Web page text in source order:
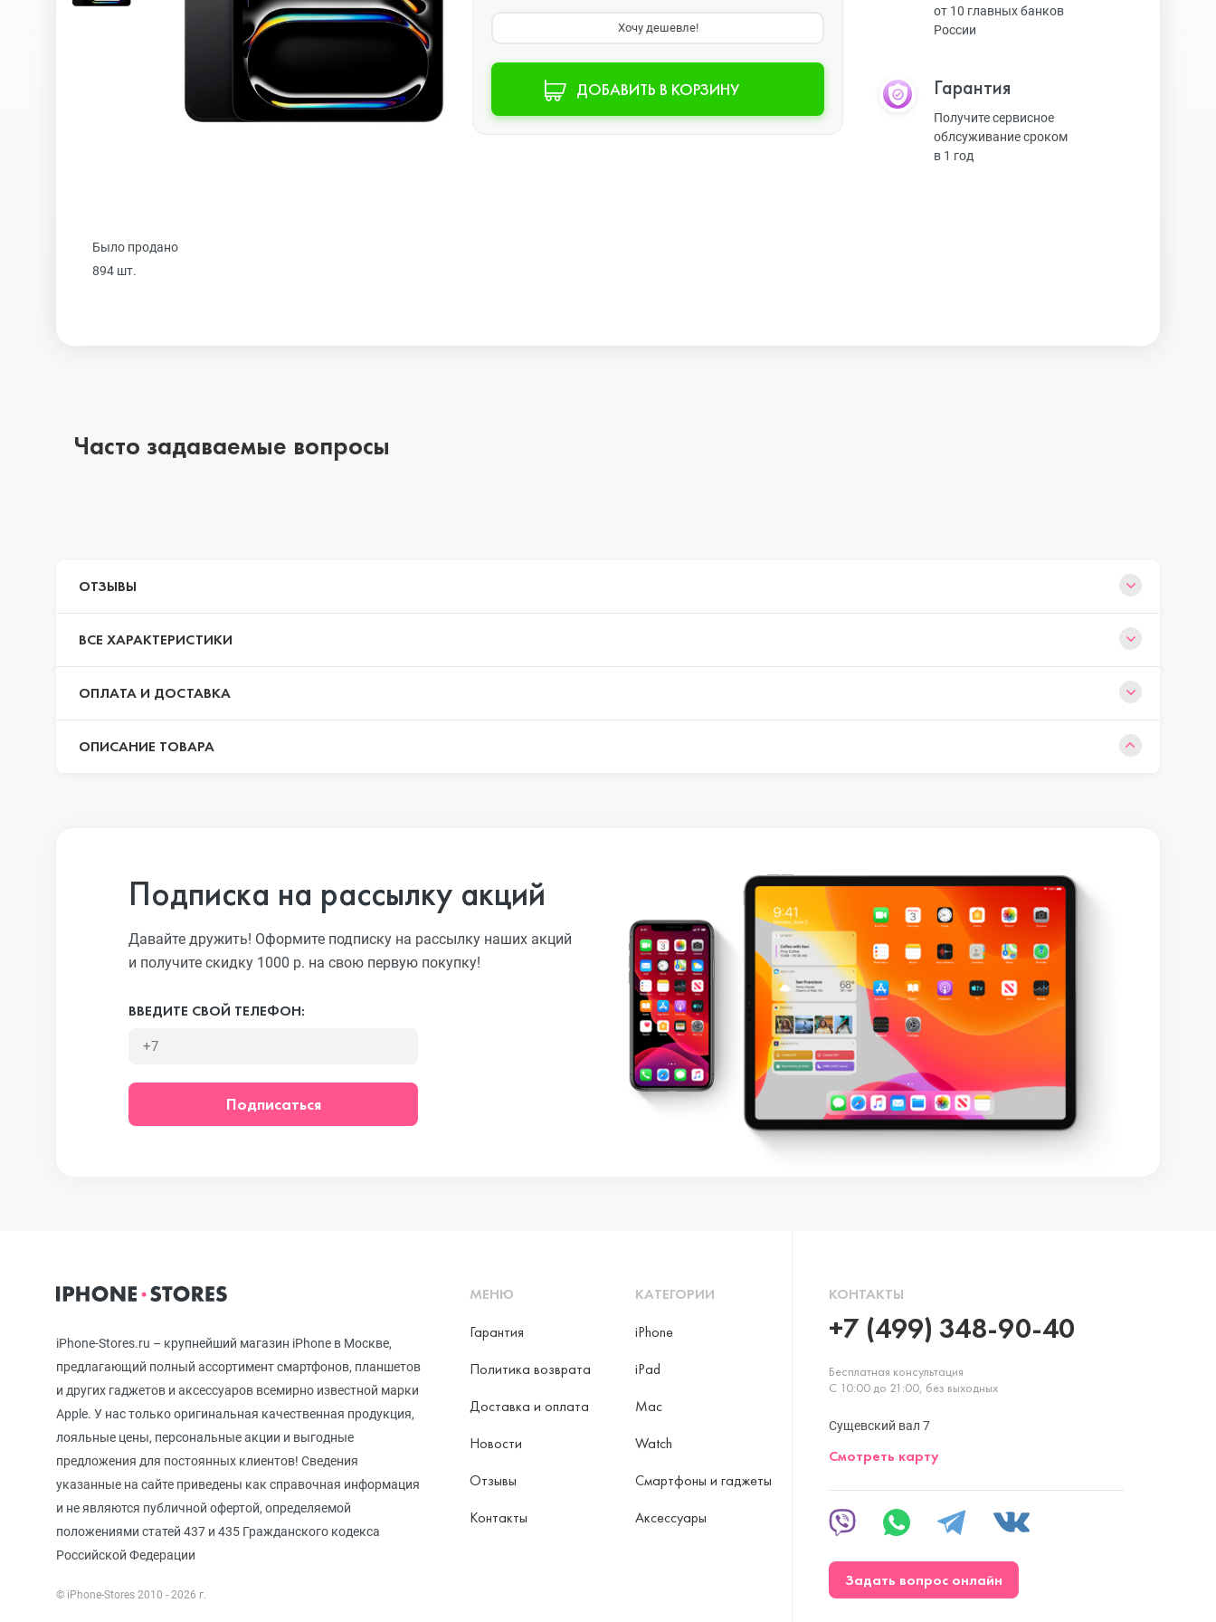
iPhone 16
iPhone 15 Pro
iPhone 13 Pro Max
iPhone 13
iPhone 13 mini
iPhone 12 Pro Max
iPhone 11 Pro Max
iPhone 11 Pro
iPhone 11
iPhone XS Max
Watch SE 2
Watch SE
Хочу дешевле!
ДОБАВИТЬ В КОРЗИНУ
Было продано
894 шт.
от 10 главных банков
России
Гарантия
Получите сервисное
облсуживание сроком
в 1 год
Часто задаваемые вопросы
ОТЗЫВЫ
ВСЕ ХАРАКТЕРИСТИКИ
ОПЛАТА И ДОСТАВКА
ОПИСАНИЕ ТОВАРА
Подписка на рассылку акций
Давайте дружить! Оформите подписку на рассылку наших акций
и получите скидку 1000 р. на свою первую покупку!
ВВЕДИТЕ СВОЙ ТЕЛЕФОН:
Подписаться
iPhone-Stores.ru – крупнейший магазин iPhone в Москве,
предлагающий полный ассортимент смартфонов, планшетов
и других гаджетов и аксессуаров всемирно известной марки
Apple. У нас только оригинальная качественная продукция,
лояльные цены, персональные акции и выгодные
предложения для постоянных клиентов! Сведения
указанные на сайте приведены как справочная информация
и не являются публичной офертой, определяемой
положениями статей 437 и 435 Гражданского кодекса
Российской Федерации
© iPhone-Stores 2010 - 2026 г.
МЕНЮ
Гарантия
Политика возврата
Доставка и оплата
Новости
Отзывы
Контакты
КАТЕГОРИИ
iPhone
iPad
Mac
Watch
Смартфоны и гаджеты
Аксессуары
КОНТАКТЫ
+7 (499) 348-90-40
Бесплатная консультация
С 10:00 до 21:00, без выходных
Сущевский вал 7
Смотреть карту
Задать вопрос онлайн